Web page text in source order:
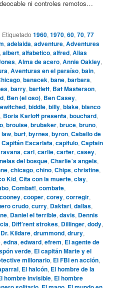
ni controles remotos…
Etiquetado 1960,1970,60,70,77
,adelaida,adventure,Adventures
,albert,alfabetico,alfred,Alias
,Alma de acero,Annie Oakley,
,Aventuras en el paraíso,bain,
,banacek,bane,barbara,
,barry,bartlett, Bat Masterson,
, Ben (el oso), Ben Casey,
,biddle,billy,blake,blanco
, Boris Karloff presenta,bouchard,
,brouise,brubaker,bruce,bruno,
law,burt,byrnes,byron,Caballo de
Capitán Escarlata,capitulo,Captain
,carl,carlie,carter,casey,
del bosque,Charlie´s angels,
,chicago,chino,Chips,christine,
Kid,Cita con la muerte,clay,
,Combat!,combate,
cooney,cooper,corey,corregir,
crudo,curry, Daktari,dallas,
, Daniel el terrible,davis, Dennis
, Diff’rent strokes, Dillinger,dody,
Dr. Kildare,drummond,drury,
,edna,edward,efrem, El agente de
verde, El capitán Marte y el
millonario, El FBI en acción,
, El halcón, El hombre de la
hombre invisible, El hombre